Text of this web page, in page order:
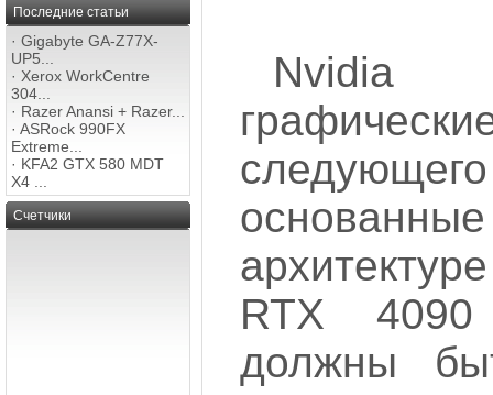
Последние статьи
· Gigabyte GA-Z77X-
UP5...
· Xerox WorkCentre
304...
· Razer Anansi + Razer...
· ASRock 990FX
Extreme...
· KFA2 GTX 580 MDT
X4 ...
Счетчики
Nvidia
RTX
должны